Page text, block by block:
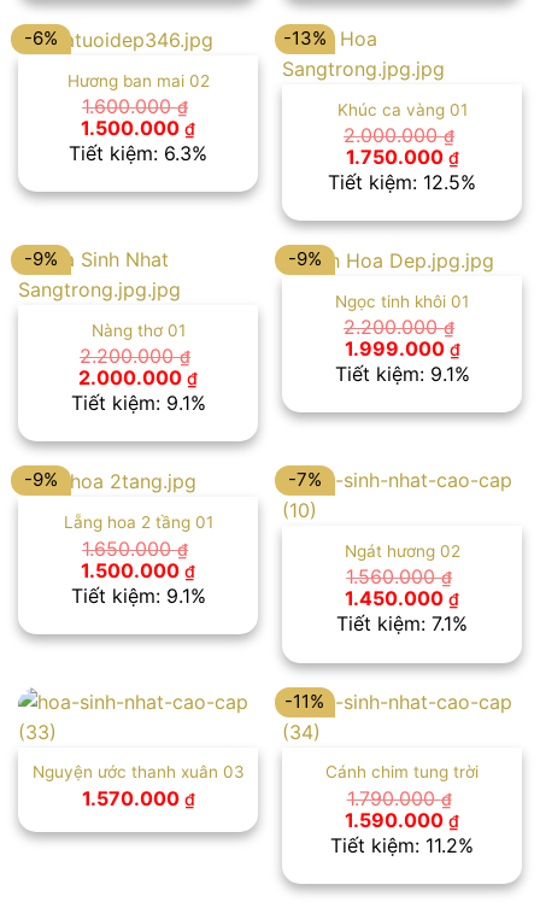
1.600.000 ₫.
-6%
Hương ban mai 02
1.600.000₫
Giá
gốc
là:
1.500.000 ₫Giá
hiện
tại
1.500.000 ₫.
Tiết kiệm: 6.3%
-13%
Khúc ca vàng 01
2.000.000₫
Giá
gốc
là:
1.750.000 ₫Giá
hiện
tại
Tiết kiệm: 12.5%
-9%
Nàng thơ 01
2.200.000₫
Giá
gốc
là:
2.000.000 ₫Giá
hiện
tại
2.000.000 ₫.
Tiết kiệm: 9.1%
-9%
Ngọc tinh khôi 01
2.200.000₫
Giá
gốc
là:
1.999.000 ₫Giá
hiện
tại
Tiết kiệm: 9.1%
-9%
Lẵng hoa 2 tầng 01
1.650.000₫
Giá
gốc
là:
1.500.000 ₫Giá
hiện
tại
1.500.000 ₫.
Tiết kiệm: 9.1%
-7%
Ngát hương 02
1.560.000₫
Giá
gốc
là:
1.450.000 ₫Giá
hiện
tại
Tiết kiệm: 7.1%
Nguyện ước thanh xuân 03
1.570.000 ₫
-11%
Cánh chim tung trời
1.790.000₫
Giá
gốc
là:
1.590.000 ₫Giá
hiện
tại
Tiết kiệm: 11.2%